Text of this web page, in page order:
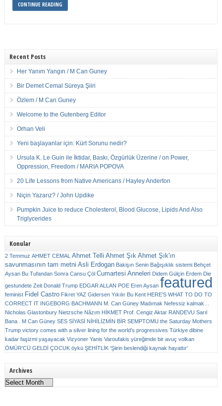
CONTINUE READING
Recent Posts
Her Yanım Yangın / M Can Guney
Bir Demet Cemal Süreya Şiiri
Özlem / M Can Guney
Welcome to the Gutenberg Editor
Orhan Veli
Yeni başlayanlar için: Kürt Sorunu nedir?
Ursula K. Le Guin ile İktidar, Baskı, Özgürlük Üzerine / on Power,
Oppression, Freedom / MARIA POPOVA
20 Life Lessons from Native Americans / Hayley Anderton
Niçin Yazarız? / John Updike
Pumpkin Juice to reduce Cholesterol, Blood Glucose, Lipids And Also
Triglycerides
Konular
2 Temmuz AHMET CEMAL Ahmet Telli Ahmet Şık Ahmet Şık'ın
savunmasının tam metni Asli Erdogan Bakişın Senin Bağışıklık sistemi Behçet
Aysan Bu Tufandan Sonra Cansu Çöl Cumartesi Anneleri Didem Gülçin Erdem Die
gestundete Zeit Donald Trump EDGAR ALLAN POE Eren Aysan featured
feminist Fidel Castro Fikret YAZ Gidersen Yıkılır Bu Kent HERE’S WHAT TO DO TO
CORRECT IT INGEBORG BACHMANN M. Can Güney Madımak Nefessiz kalmak…
Nicholas Glastonbury Nietzsche Nâzım HİKMET Prof. Cengiz Aktar RANDEVU Sarıl
Bana . M Can Güney SES SİYASİ NİHİLİZMİN BİR SEMPTOMU the Saturday Mothers
Trump victory comes with a silver lining for the world’s progressives Türkiye dibine
kadar faşizmi yaşayacak Vizyoner Yanis Varoufakis yüreğimde bir avuç volkan
ÖMÜR'CÜ GELDİ ÇOCUK öykü ŞEHİTLİK ‘Şiirin beslendiği kaynak hayattır’
Archives
Archives